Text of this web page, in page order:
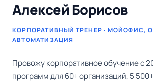
Алексей Борисов
КОРПОРАТИВНЫЙ ТРЕНЕР · МОЙОФИС,
АВТОМАТИЗАЦИЯ
Провожу корпоративное обучение с
программ для 60+ организаций, 5